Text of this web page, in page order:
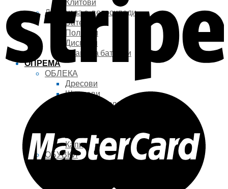
Делови за е-велосипеди
Батерии
Полначи
Дисплеи
Брави за батерии
ОПРЕМА
ОБЛЕКА
Дресови
Шорцеви
Оклопи за тело
Капи
ОБУВКИ